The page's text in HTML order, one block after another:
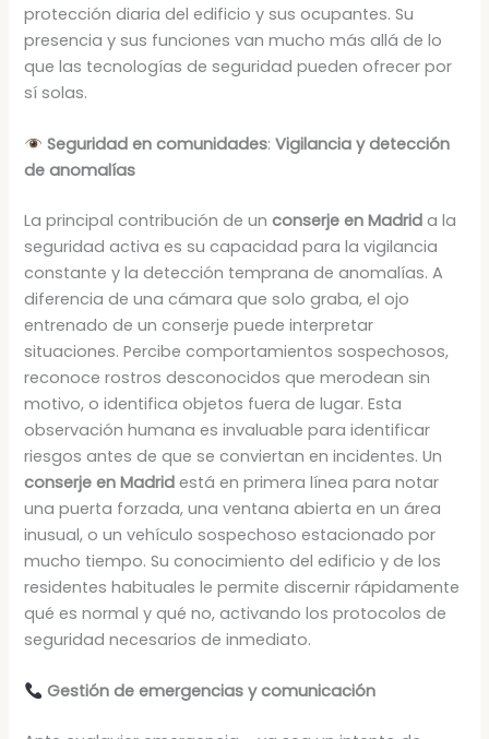
protección diaria del edificio y sus ocupantes. Su
presencia y sus funciones van mucho más allá de lo
que las tecnologías de seguridad pueden ofrecer por
sí solas.
Seguridad en comunidades:Vigilancia y detección
de anomalías
La principal contribución de unconserje en Madrid a la
seguridad activa es su capacidad para la vigilancia
constante y la detección temprana de anomalías. A
diferencia de una cámara que solo graba, el ojo
entrenado de un conserje puede interpretar
situaciones. Percibe comportamientos sospechosos,
reconoce rostros desconocidos que merodean sin
motivo, o identifica objetos fuera de lugar. Esta
observación humana es invaluable para identificar
riesgos antes de que se conviertan en incidentes. Un
conserje en Madrid está en primera línea para notar
una puerta forzada, una ventana abierta en un área
inusual, o un vehículo sospechoso estacionado por
mucho tiempo. Su conocimiento del edificio y de los
residentes habituales le permite discernir rápidamente
qué es normal y qué no, activando los protocolos de
seguridad necesarios de inmediato.
Gestión de emergencias y comunicación